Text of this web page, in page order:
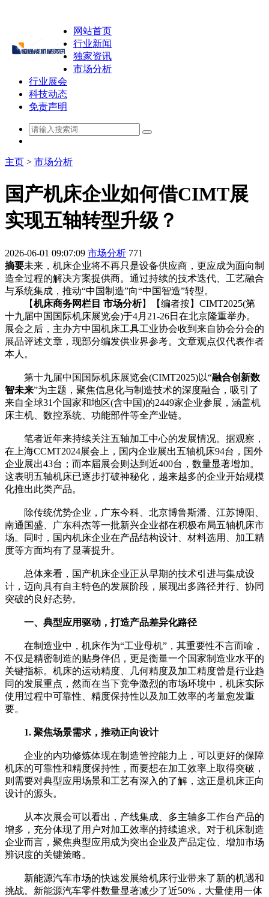
网站首页
行业新闻
独家资讯
市场分析
行业展会
科技动态
免责声明
主页 > 市场分析
国产机床企业如何借CIMT展
实现五轴转型升级？
2026-06-01 09:07:09 市场分析 771
摘要未来，机床企业将不再只是设备供应商，更应成为面向制
造全过程的解决方案提供商。通过持续的技术迭代、工艺融合
与系统集成，推动“中国制造”向“中国智造”转型。
【机床商务网栏目 市场分析】【编者按】CIMT2025(第
十九届中国国际机床展览会)于4月21-26日在北京隆重举办。
展会之后，主办方中国机床工具工业协会收到来自协会分会的
展品评述文章，现部分编发供业界参考。文章观点仅代表作者
本人。
第十九届中国国际机床展览会(CIMT2025)以“融合创新数
智未来”为主题，聚焦信息化与制造技术的深度融合，吸引了
来自全球31个国家和地区(含中国)的2449家企业参展，涵盖机
床主机、数控系统、功能部件等全产业链。
笔者近年来持续关注五轴加工中心的发展情况。据观察，
在上海CCMT2024展会上，国内企业展出五轴机床94台，国外
企业展出43台；而本届展会则达到近400台，数量显著增加。
这表明五轴机床已逐步打破神秘化，越来越多的企业开始规模
化推出此类产品。
除传统优势企业，广东今科、北京博鲁斯潘、江苏博阳、
南通国盛、广东科杰等一批新兴企业都在积极布局五轴机床市
场。同时，国内机床企业在产品结构设计、材料选用、加工精
度等方面均有了显著提升。
总体来看，国产机床企业正从早期的技术引进与集成设
计，迈向具有自主特色的发展阶段，展现出多路径并行、协同
突破的良好态势。
一、典型应用驱动，打造产品差异化路径
在制造业中，机床作为“工业母机”，其重要性不言而喻，
不仅是精密制造的贴身伴侣，更是衡量一个国家制造业水平的
关键指标。机床的运动精度、几何精度及加工精度曾是行业趋
同的发展重点，然而在当下竞争激烈的市场环境中，机床实际
使用过程中可靠性、精度保持性以及加工效率的考量愈发重
要。
1. 聚焦场景需求，推动正向设计
企业的内功修炼体现在制造管控能力上，可以更好的保障
机床的可靠性和精度保持性，而要想在加工效率上取得突破，
则需要对典型应用场景和工艺有深入的了解，这正是机床正向
设计的源头。
从本次展会可以看出，产线集成、多主轴多工作台产品的
增多，充分体现了用户对加工效率的持续追求。对于机床制造
企业而言，聚焦典型应用成为突出企业及产品定位、增加市场
辨识度的关键策略。
新能源汽车市场的快速发展给机床行业带来了新的机遇和
挑战。新能源汽车零件数量显著减少了近50%，大量使用一体